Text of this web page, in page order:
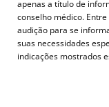
apenas a título de
conselho médico.
audição para se
suas necessidades
indicações mostrados